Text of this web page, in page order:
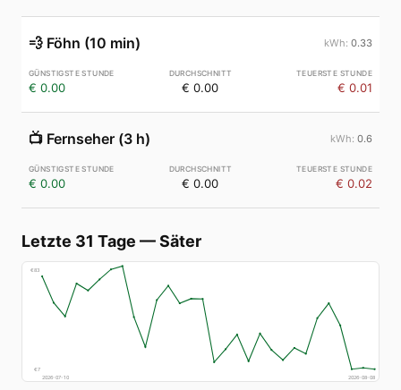
💨 Föhn (10 min) 0.33
€ 0.00 € 0.00 € 0.01
📺 Fernseher (3 h) 0.6
€ 0.00 € 0.00 € 0.02
Letzte 31 Tage —Säter
€83
€7
2026-07-10
2026-08-08